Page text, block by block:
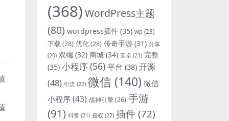
(368)WordPress主题
(80) wordpress插件 (35) wp (23)
下载(28) 优化(28) 传奇手游 (31) 分享
(20) 双端 (32) 商城 (34) 安卓 (21) 完整
(35) 小程序(56) 平台 (38) 开源
(48) 引流 (22) 微信 (140) 微信
小程序(43) 战神引擎(26) 手游
(91) 抖音 (21) 授权 (22) 插件 (72)